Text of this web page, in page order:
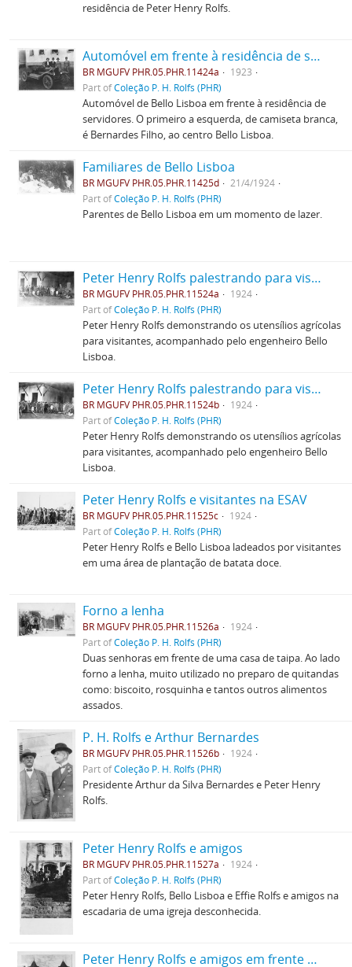
residência de Peter Henry Rolfs.
Automóvel em frente à residência de servidores
BR MGUFV PHR.05.PHR.11424a
1923
Part ofColeção P. H. Rolfs (PHR)
Automóvel de Bello Lisboa em frente à residência de
servidores. O primeiro a esquerda, de camiseta branca,
é Bernardes Filho, ao centro Bello Lisboa.
Familiares de Bello Lisboa
BR MGUFV PHR.05.PHR.11425d
21/4/1924
Part ofColeção P. H. Rolfs (PHR)
Parentes de Bello Lisboa em um momento de lazer.
Peter Henry Rolfs palestrando para visitantes
BR MGUFV PHR.05.PHR.11524a
1924
Part ofColeção P. H. Rolfs (PHR)
Peter Henry Rolfs demonstrando os utensílios agrícolas
para visitantes, acompanhado pelo engenheiro Bello
Lisboa.
Peter Henry Rolfs palestrando para visitantes
BR MGUFV PHR.05.PHR.11524b
1924
Part ofColeção P. H. Rolfs (PHR)
Peter Henry Rolfs demonstrando os utensílios agrícolas
para visitantes, acompanhado pelo engenheiro Bello
Lisboa.
Peter Henry Rolfs e visitantes na ESAV
BR MGUFV PHR.05.PHR.11525c
1924
Part ofColeção P. H. Rolfs (PHR)
Peter Henry Rolfs e Bello Lisboa ladeados por visitantes
em uma área de plantação de batata doce.
Forno a lenha
BR MGUFV PHR.05.PHR.11526a
1924
Part ofColeção P. H. Rolfs (PHR)
Duas senhoras em frente de uma casa de taipa. Ao lado
forno a lenha, muito utilizado no preparo de quitandas
como: biscoito, rosquinha e tantos outros alimentos
assados.
P. H. Rolfs e Arthur Bernardes
BR MGUFV PHR.05.PHR.11526b
1924
Part ofColeção P. H. Rolfs (PHR)
Presidente Arthur da Silva Bernardes e Peter Henry
Rolfs.
Peter Henry Rolfs e amigos
BR MGUFV PHR.05.PHR.11527a
1924
Part ofColeção P. H. Rolfs (PHR)
Peter Henry Rolfs, Bello Lisboa e Effie Rolfs e amigos na
escadaria de uma igreja desconhecida.
Peter Henry Rolfs e amigos em frente a uma igreja